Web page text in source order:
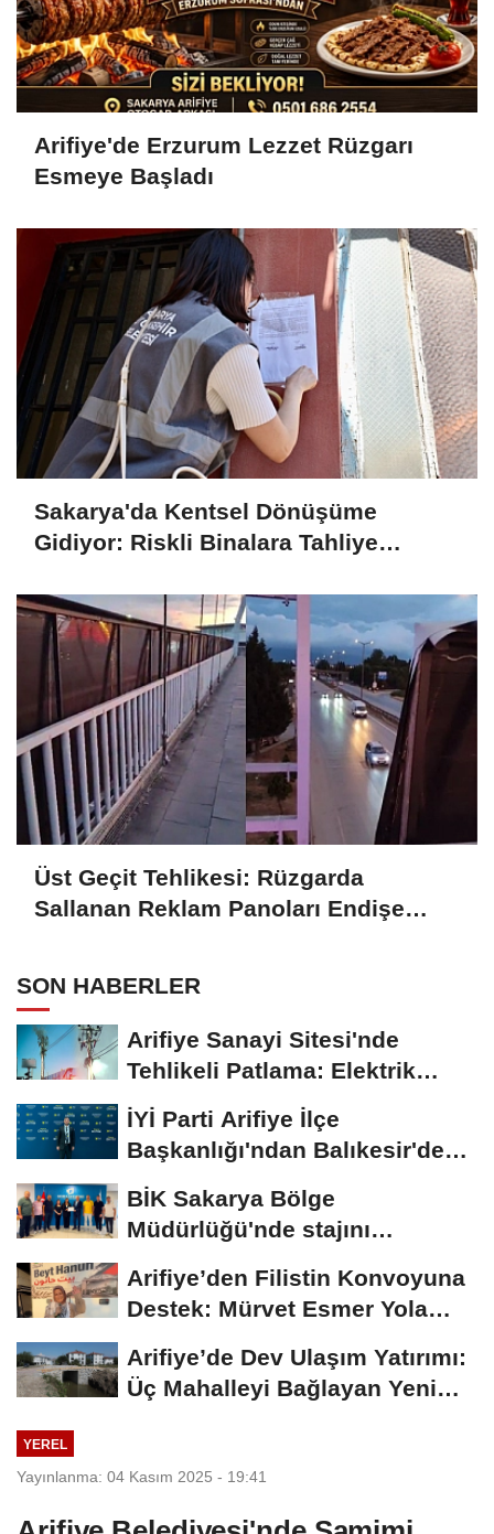
Arifiye'de Erzurum Lezzet Rüzgarı
Esmeye Başladı
Sakarya'da Kentsel Dönüşüme
Gidiyor: Riskli Binalara Tahliye
Üst Geçit Tehlikesi: Rüzgarda
Sallanan Reklam Panoları Endişe
SON HABERLER
Arifiye Sanayi Sitesi'nde
Tehlikeli Patlama: Elektrik
Altyapısı Çöktü,...
İYİ Parti Arifiye İlçe
Başkanlığı'ndan Balıkesir'deki
Büyük...
BİK Sakarya Bölge
Müdürlüğü'nde stajını
Arifiye’den Filistin Konvoyuna
Destek: Mürvet Esmer Yola
Arifiye’de Dev Ulaşım Yatırımı:
Üç Mahalleyi Bağlayan Yeni
YEREL
Yayınlanma: 04 Kasım 2025 - 19:41